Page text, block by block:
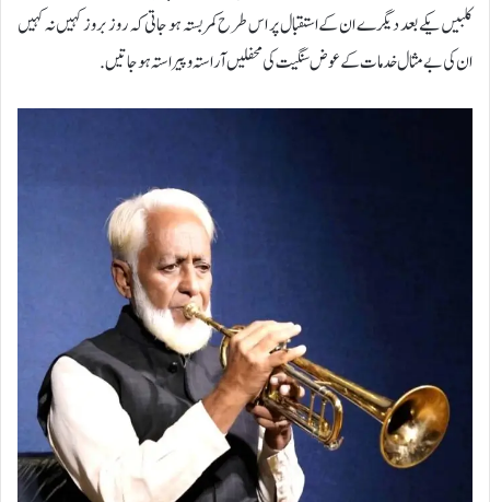
کلبیں یکے بعد دیگرے ان کے استقبال پر اس طرح کمر بستہ ہو جاتی کہ روز بروز کہیں نہ کہیں
ان کی بے مثال خدمات کے عوض سنگیت کی محفلیں آراستہ و پیراستہ ہو جاتیں.